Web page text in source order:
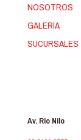
NOSOTROS
GALERÍA
SUCURSALES
Av. Rio Nilo